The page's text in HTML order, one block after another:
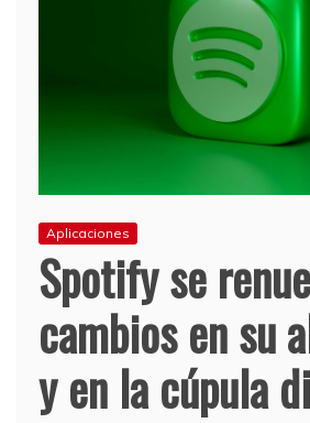
Aplicaciones
Spotify se
cambios en su
y en la cúpula